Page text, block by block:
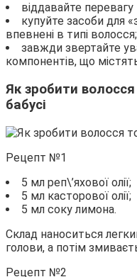
віддавайте
купуйте засоби для
впевнені в типі волосся;
завжди звертайте
компонентів, що
Як зробити
бабусі
Рецепт №1
5 мл реп\’яхової олії;
5 мл касторової олії;
5 мл соку лимона.
Склад наноситься
голови, а потім
Рецепт №2